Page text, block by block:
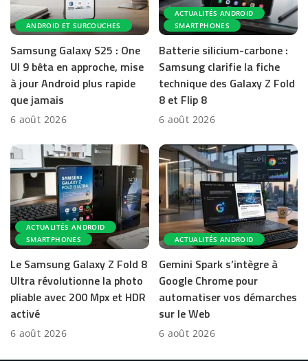
ANDROID ET SURCOUCHES
Samsung Galaxy S25 : One
UI 9 bêta en approche, mise
à jour Android plus rapide
que jamais
6 août 2026
ACTUALITÉS ANDROID
SMARTPHONES
Batterie silicium-carbone :
Samsung clarifie la fiche
technique des Galaxy Z Fold
8 et Flip 8
6 août 2026
ACTUALITÉS ANDROID
SMARTPHONES
Le Samsung Galaxy Z Fold 8
Ultra révolutionne la photo
pliable avec 200 Mpx et HDR
activé
6 août 2026
ACTUALITÉS ANDROID
Gemini Spark s’intègre à
Google Chrome pour
automatiser vos démarches
sur le Web
6 août 2026